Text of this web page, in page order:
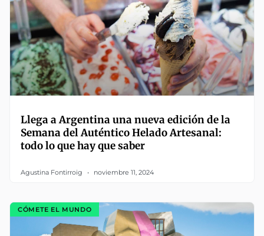
Llega a Argentina una nueva edición de la
Semana del Auténtico Helado Artesanal:
todo lo que hay que saber
Agustina Fontirroig noviembre 11, 2024
CÓMETE EL MUNDO